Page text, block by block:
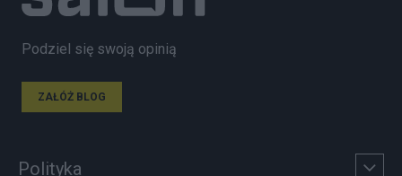
Podziel się swoją opinią
ZAŁÓŻ BLOG
Polityka